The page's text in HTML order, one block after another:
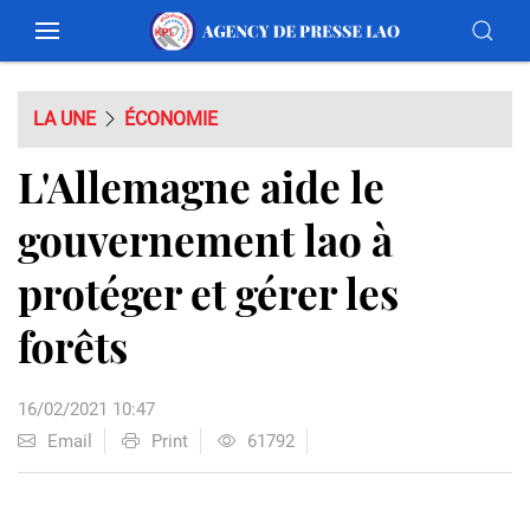
LA UNE ÉCONOMIE
L'Allemagne aide le
gouvernement lao à
protéger et gérer les
forêts
16/02/2021 10:47
Email
Print 61792